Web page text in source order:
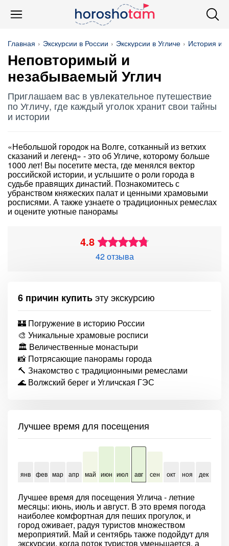
Главная Экскурсии в России Экскурсии в Угличе История и
Неповторимый и
незабываемый Углич
Приглашаем вас в увлекательное путешествие
по Угличу, где каждый уголок хранит свои тайны
и истории
«Небольшой городок на Волге, сотканный из ветхих
сказаний и легенд» - это об Угличе, которому больше
1000 лет! Вы посетите места, где менялся вектор
российской истории, и услышите о роли города в
судьбе правящих династий. Познакомитесь с
убранством княжеских палат и ценными храмовыми
росписями. А также узнаете о традиционных ремеслах
и оцените уютные панорамы
4.8
42 отзыва
6 причин купитьэту экскурсию
🏰 Погружение в историю России
🎨 Уникальные храмовые росписи
🏛 Величественные монастыри
📸 Потрясающие панорамы города
🔨 Знакомство с традиционными ремеслами
🌊 Волжский берег и Угличская ГЭС
Лучшее время для посещения
янв фев мар апр май июн июл авг сен окт ноя дек
Лучшее время для посещения Углича - летние
месяцы: июнь, июль и август. В это время погода
наиболее комфортная для пеших прогулок, и
город оживает, радуя туристов множеством
мероприятий. Май и сентябрь также подойдут для
экскурсии, когда поток туристов уменьшается, а